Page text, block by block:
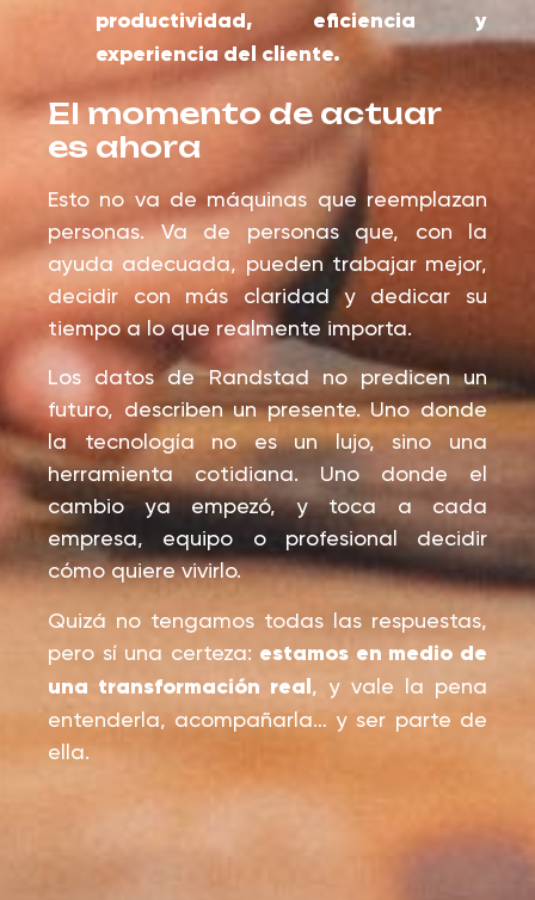
productividad, eficiencia y
experiencia del cliente.
El momento de actuar
es ahora
Esto no va de máquinas que reemplazan
personas. Va de personas que, con la
ayuda adecuada, pueden trabajar mejor,
decidir con más claridad y dedicar su
tiempo a lo que realmente importa.
Los datos de Randstad no predicen un
futuro, describen un presente. Uno donde
la tecnología no es un lujo, sino una
herramienta cotidiana. Uno donde el
cambio ya empezó, y toca a cada
empresa, equipo o profesional decidir
cómo quiere vivirlo.
Quizá no tengamos todas las respuestas,
pero sí una certeza: estamos en medio de
una transformación real, y vale la pena
entenderla, acompañarla… y ser parte de
ella.